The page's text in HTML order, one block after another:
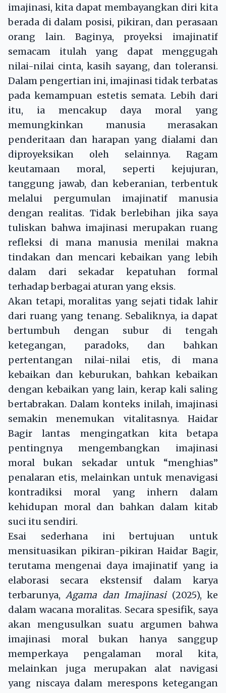
imajinasi, kita dapat membayangkan diri kita
berada di dalam posisi, pikiran, dan perasaan
orang lain. Baginya, proyeksi imajinatif
semacam itulah yang dapat menggugah
nilai-nilai cinta, kasih sayang, dan toleransi.
Dalam pengertian ini, imajinasi tidak terbatas
pada kemampuan estetis semata. Lebih dari
itu, ia mencakup daya moral yang
memungkinkan manusia merasakan
penderitaan dan harapan yang dialami dan
diproyeksikan oleh selainnya. Ragam
keutamaan moral, seperti kejujuran,
tanggung jawab, dan keberanian, terbentuk
melalui pergumulan imajinatif manusia
dengan realitas. Tidak berlebihan jika saya
tuliskan bahwa imajinasi merupakan ruang
refleksi di mana manusia menilai makna
tindakan dan mencari kebaikan yang lebih
dalam dari sekadar kepatuhan formal
terhadap berbagai aturan yang eksis.
Akan tetapi, moralitas yang sejati tidak lahir
dari ruang yang tenang. Sebaliknya, ia dapat
bertumbuh dengan subur di tengah
ketegangan, paradoks, dan bahkan
pertentangan nilai-nilai etis, di mana
kebaikan dan keburukan, bahkan kebaikan
dengan kebaikan yang lain, kerap kali saling
bertabrakan. Dalam konteks inilah, imajinasi
semakin menemukan vitalitasnya. Haidar
Bagir lantas mengingatkan kita betapa
pentingnya mengembangkan imajinasi
moral bukan sekadar untuk “menghias”
penalaran etis, melainkan untuk menavigasi
kontradiksi moral yang inhern dalam
kehidupan moral dan bahkan dalam kitab
suci itu sendiri.
Esai sederhana ini bertujuan untuk
mensituasikan pikiran-pikiran Haidar Bagir,
terutama mengenai daya imajinatif yang ia
elaborasi secara ekstensif dalam karya
terbarunya,Agama dan Imajinasi(2025), ke
dalam wacana moralitas. Secara spesifik, saya
akan mengusulkan suatu argumen bahwa
imajinasi moral bukan hanya sanggup
memperkaya pengalaman moral kita,
melainkan juga merupakan alat navigasi
yang niscaya dalam merespons ketegangan